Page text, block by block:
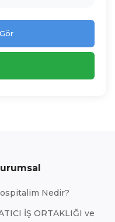
Nedir?
İŞ ORTAKLIĞI ve